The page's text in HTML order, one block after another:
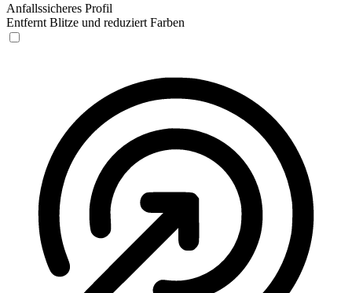
Anfallssicheres Profil
Entfernt Blitze und reduziert Farben